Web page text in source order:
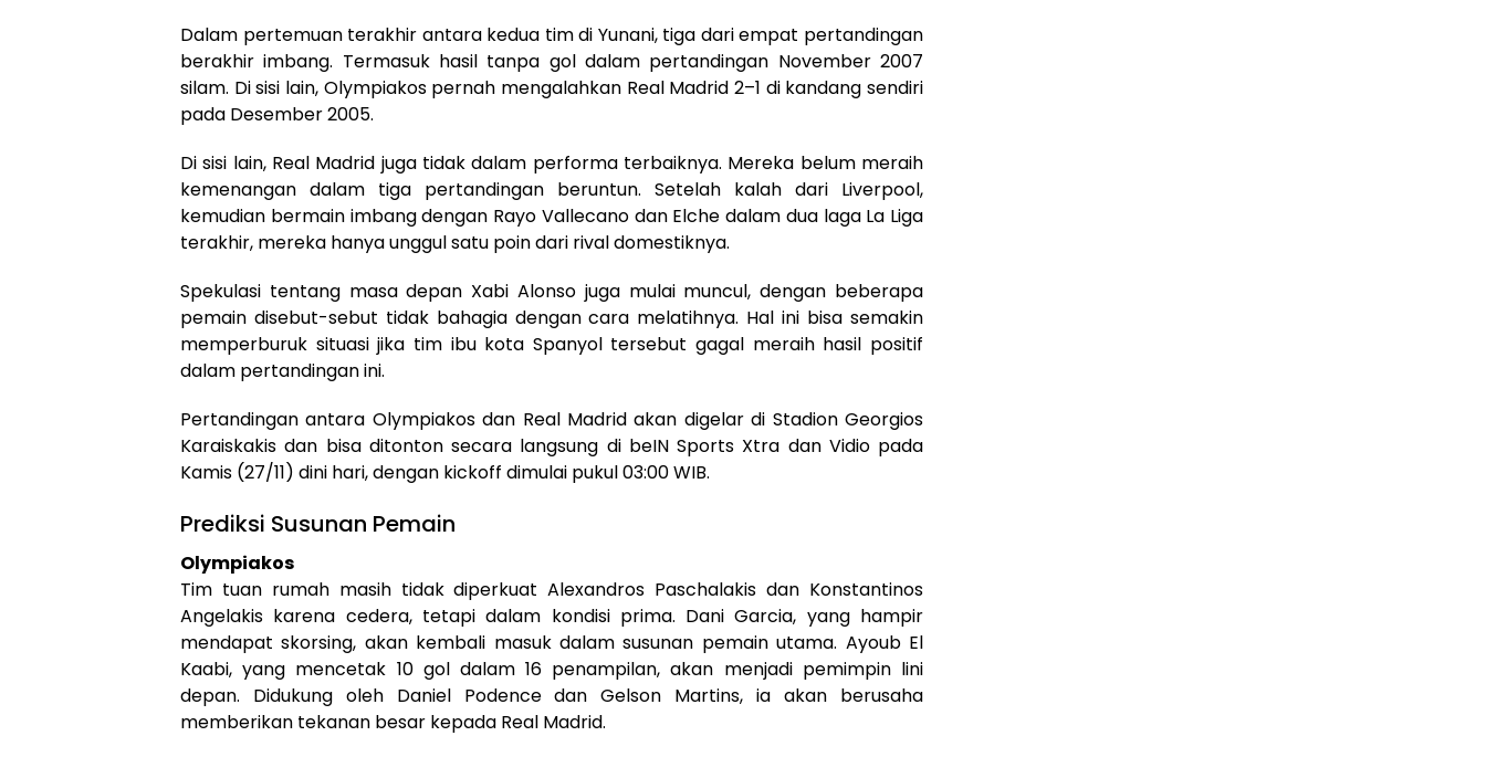
Dalam pertemuan terakhir antara kedua tim di Yunani, tiga dari empat pertandingan
berakhir imbang. Termasuk hasil tanpa gol dalam pertandingan November 2007
silam. Di sisi lain, Olympiakos pernah mengalahkan Real Madrid 2–1 di kandang sendiri
pada Desember 2005.
Di sisi lain, Real Madrid juga tidak dalam performa terbaiknya. Mereka belum meraih
kemenangan dalam tiga pertandingan beruntun. Setelah kalah dari Liverpool,
kemudian bermain imbang dengan Rayo Vallecano dan Elche dalam dua laga La Liga
terakhir, mereka hanya unggul satu poin dari rival domestiknya.
Spekulasi tentang masa depan Xabi Alonso juga mulai muncul, dengan beberapa
pemain disebut-sebut tidak bahagia dengan cara melatihnya. Hal ini bisa semakin
memperburuk situasi jika tim ibu kota Spanyol tersebut gagal meraih hasil positif
dalam pertandingan ini.
Pertandingan antara Olympiakos dan Real Madrid akan digelar di Stadion Georgios
Karaiskakis dan bisa ditonton secara langsung di beIN Sports Xtra dan Vidio pada
Kamis (27/11) dini hari, dengan kickoff dimulai pukul 03:00 WIB.
Prediksi Susunan Pemain
Olympiakos
Tim tuan rumah masih tidak diperkuat Alexandros Paschalakis dan Konstantinos
Angelakis karena cedera, tetapi dalam kondisi prima. Dani Garcia, yang hampir
mendapat skorsing, akan kembali masuk dalam susunan pemain utama. Ayoub El
Kaabi, yang mencetak 10 gol dalam 16 penampilan, akan menjadi pemimpin lini
depan. Didukung oleh Daniel Podence dan Gelson Martins, ia akan berusaha
memberikan tekanan besar kepada Real Madrid.